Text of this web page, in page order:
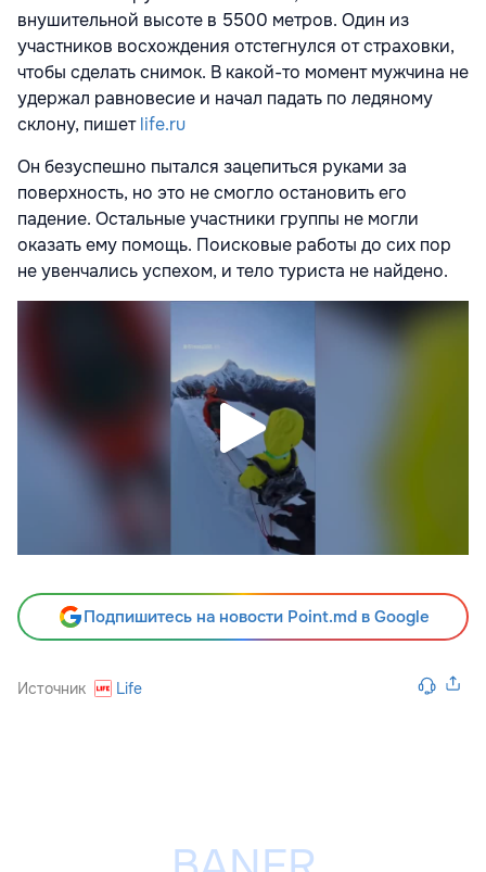
внушительной высоте в 5500 метров. Один из
участников восхождения отстегнулся от страховки,
чтобы сделать снимок. В какой-то момент мужчина не
удержал равновесие и начал падать по ледяному
склону, пишетlife.ru
Он безуспешно пытался зацепиться руками за
поверхность, но это не смогло остановить его
падение. Остальные участники группы не могли
оказать ему помощь. Поисковые работы до сих пор
не увенчались успехом, и тело туриста не найдено.
Подпишитесь на новости Point.md в Google
Источник Life